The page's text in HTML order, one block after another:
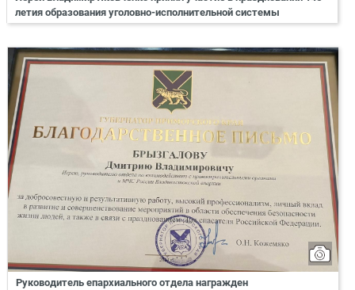
летия образования уголовно-исполнительной системы
Руководитель епархиального отдела награжден